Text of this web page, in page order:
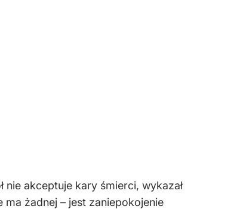
akceptuje kary śmierci, wykazał
ma żadnej – jest zaniepokojenie